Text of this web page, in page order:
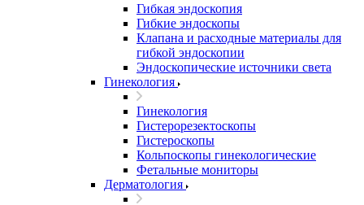
Гибкая эндоскопия
Гибкие эндоскопы
Клапана и расходные материалы для
гибкой эндоскопии
Эндоскопические источники света
Гинекология
Гинекология
Гистерорезектоскопы
Гистероскопы
Кольпоскопы гинекологические
Фетальные мониторы
Дерматология